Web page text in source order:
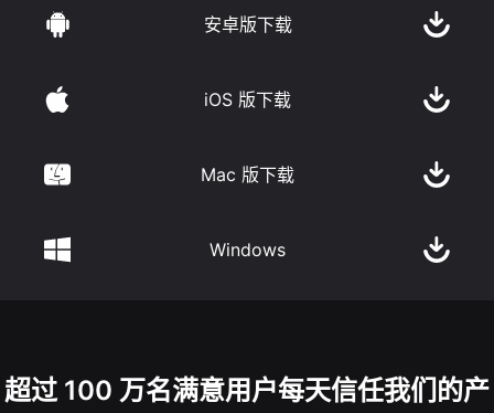
安卓版下载
iOS 版下载
Mac 版下载
Windows
超过 100 万名满意用户每天信任我们的产